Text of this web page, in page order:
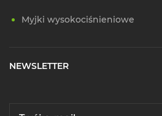
Myjki wysokociśnieniowe
NEWSLETTER